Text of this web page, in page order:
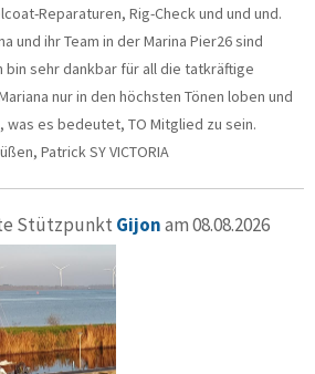
Reparaturen, Rig-Check und und und.
und ihr Team in der Marina Pier26 sind
sehr dankbar für all die tatkräftige
nur in den höchsten Tönen loben und
es bedeutet, TO Mitglied zu sein.
Patrick SY VICTORIA
Stützpunkt Gijonam 08.08.2026